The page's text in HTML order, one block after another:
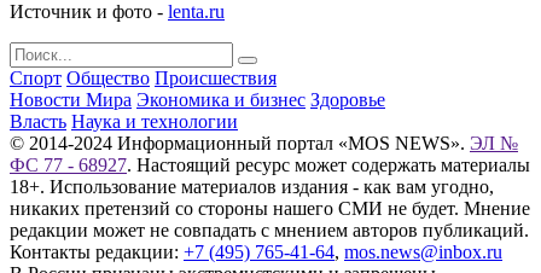
Источник и фото - lenta.ru
Спорт Общество Происшествия
Новости Мира Экономика и бизнес Здоровье
Власть Наука и технологии
© 2014-2024 Информационный портал «MOS NEWS». ЭЛ №
ФС 77 - 68927. Настоящий ресурс может содержать материалы
18+. Использование материалов издания - как вам угодно,
никаких претензий со стороны нашего СМИ не будет. Мнение
редакции может не совпадать с мнением авторов публикаций.
Контакты редакции: +7 (495) 765-41-64, mos.news@inbox.ru